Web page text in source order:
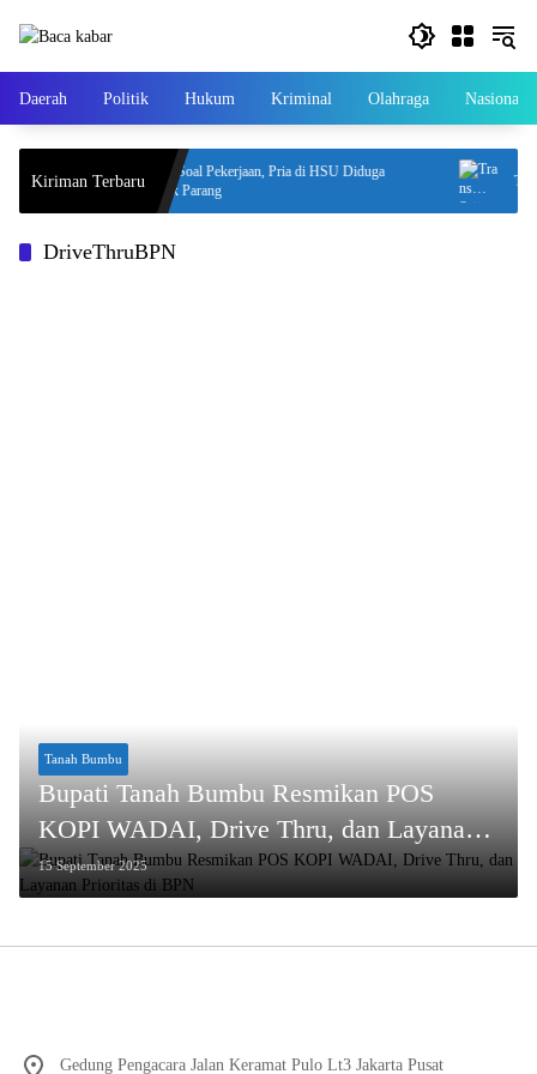
Daerah Politik Hukum Kriminal Olahraga Nasional
Kiriman Terbaru
Cekcok Soal Pekerjaan, Pria di HSU Diduga
Dibacok Parang
DriveThruBPN
Tanah Bumbu
Bupati Tanah Bumbu Resmikan POS
KOPI WADAI, Drive Thru, dan Layanan
Prioritas di BPN
15 September 2025
Gedung Pengacara Jalan Keramat Pulo Lt3 Jakarta Pusat